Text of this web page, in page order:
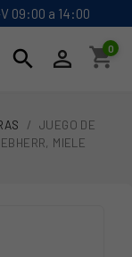
09:00 a 14:00
search  shopping_cart
0
JUEGO DE
MIELE